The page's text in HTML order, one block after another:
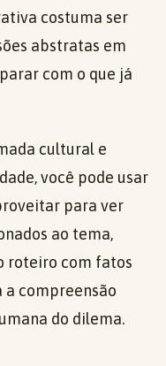
costuma ser
abstratas em
com o que já
cultural e
você pode usar
para ver
ao tema,
roteiro com fatos
a compreensão
do dilema.